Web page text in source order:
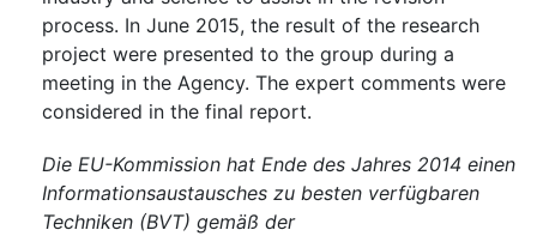
process. In June 2015, the result of the research
project were presented to the group during a
meeting in the Agency. The expert comments were
considered in the final report.
Die EU-Kommission hat Ende des Jahres 2014 einen
Informationsaustausches zu besten verfügbaren
Techniken (BVT) gemäß der